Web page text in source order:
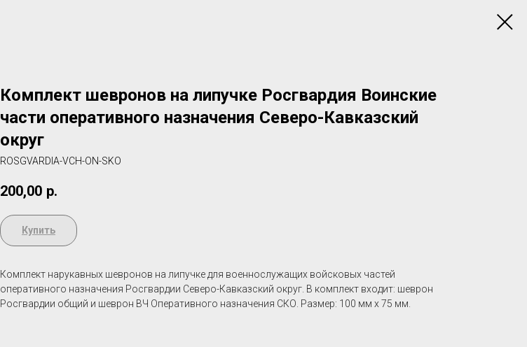
Комплект шевронов на липучке Росгвардия Воинские
части оперативного назначения Северо-Кавказский
округ
ROSGVARDIA-VCH-ON-SKO
200,00 р.
Купить
Комплект нарукавных шевронов на липучке для военнослужащих войсковых частей
оперативного назначения Росгвардии Северо-Кавказский округ. В комплект входит: шеврон
Росгвардии общий и шеврон ВЧ Оперативного назначения СКО. Размер: 100 мм х 75 мм.